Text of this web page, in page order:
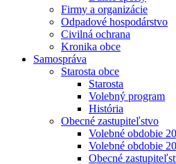
Firmy a organizácie
Odpadové hospodárstvo
Civilná ochrana
Kronika obce
Samospráva
Starosta obce
Starosta
Volebný program
História
Obecné zastupiteľstvo
Volebné obdobie
Volebné obdobie
Obecné